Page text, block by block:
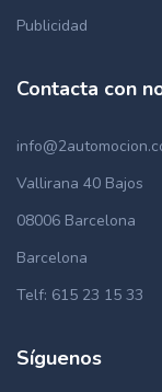
Publicidad
Contacta con
Vallirana 40 Bajos
08006 Barcelona
Barcelona
Telf: 615 23 15 33
Síguenos